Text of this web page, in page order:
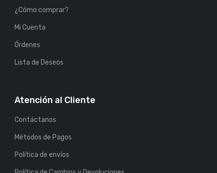
¿Cómo comprar?
Mi Cuenta
Órdenes
Lista de Deseos
Atención al Cliente
Contáctanos
Métodos de Pagos
Política de envíos